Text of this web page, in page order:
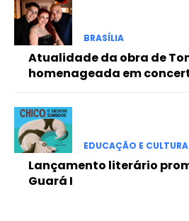
Ut mollis pellentesque tortor
Nullam eu erat condimentum
Donec quis est ac felis
Orci varius natoque dolor
BRASÍLIA
Atualidade da obra de
homenageada em
EDUCAÇÃO E CULTURA
Lançamento literário
Guará I